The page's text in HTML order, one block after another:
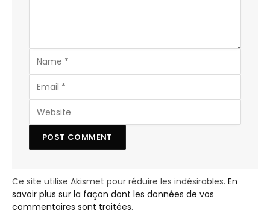
Ce site utilise Akismet pour réduire les indésirables. En
savoir plus sur la façon dont les données de vos
commentaires sont traitées.